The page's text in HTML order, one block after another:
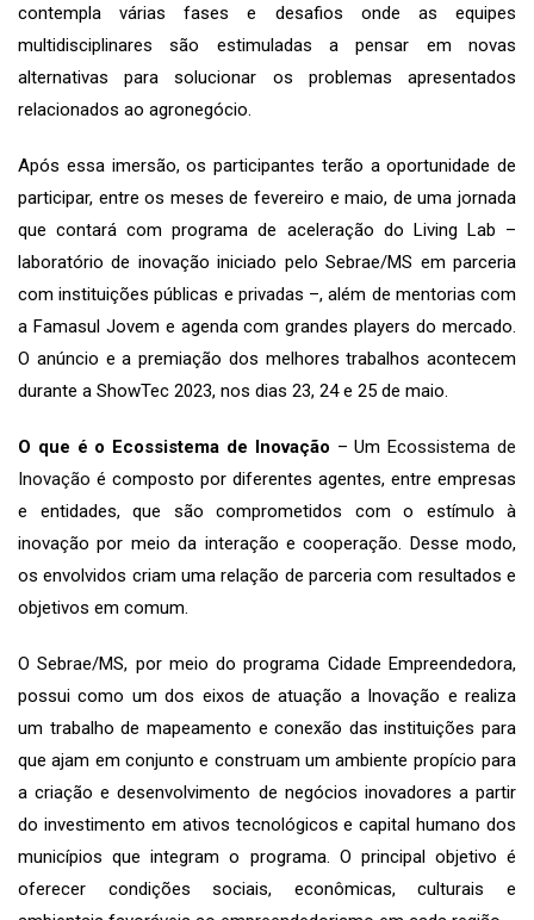
contempla várias fases e desafios onde as equipes
multidisciplinares são estimuladas a pensar em novas
alternativas para solucionar os problemas apresentados
relacionados ao agronegócio.
Após essa imersão, os participantes terão a oportunidade de
participar, entre os meses de fevereiro e maio, de uma jornada
que contará com programa de aceleração do Living Lab –
laboratório de inovação iniciado pelo Sebrae/MS em parceria
com instituições públicas e privadas –, além de mentorias com
a Famasul Jovem e agenda com grandes players do mercado.
O anúncio e a premiação dos melhores trabalhos acontecem
durante a ShowTec 2023, nos dias 23, 24 e 25 de maio.
O que é o Ecossistema de Inovação – UmEcossistema de
Inovação é composto por diferentes agentes, entre empresas
e entidades, que são comprometidos com o estímulo à
inovação por meio da interação e cooperação. Desse modo,
os envolvidos criam uma relação de parceria com resultados e
objetivos em comum.
O Sebrae/MS, por meio do programa Cidade Empreendedora,
possui como um dos eixos de atuação a Inovação e realiza
um trabalho de mapeamento e conexão das instituições para
que ajam em conjunto e construam um ambiente propício para
a criação e desenvolvimento de negócios inovadores a partir
do investimento em ativos tecnológicos e capital humano dos
municípios que integram o programa. O principal objetivo é
oferecer condições sociais, econômicas, culturais e